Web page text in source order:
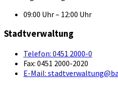
09:00 Uhr – 12:00 Uhr
Stadtverwaltung
Telefon: 0451 2000-0
Fax: 0451 2000-2020
E-Mail: